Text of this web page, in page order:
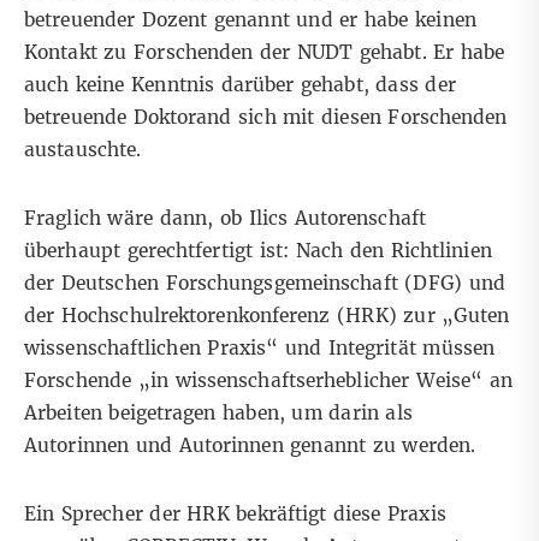
betreuender Dozent genannt und er habe keinen
Kontakt zu Forschenden der NUDT gehabt. Er habe
auch keine Kenntnis darüber gehabt, dass der
betreuende Doktorand sich mit diesen Forschenden
austauschte.
Fraglich wäre dann, ob Ilics Autorenschaft
überhaupt gerechtfertigt ist: Nach den Richtlinien
der Deutschen Forschungsgemeinschaft(DFG) und
der Hochschulrektorenkonferenz (HRK) zur „Guten
wissenschaftlichen Praxis“ und Integrität müssen
Forschende „in wissenschaftserheblicher Weise“ an
Arbeiten beigetragen haben, um darin als
Autorinnen und Autorinnen genannt zu werden.
Ein Sprecher der HRK bekräftigt diese Praxis